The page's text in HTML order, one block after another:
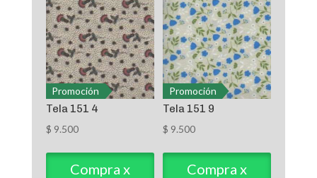
Promoción
Tela 151 4
$ 9.500
Compra x
Promoción
Tela 151 9
$ 9.500
Compra x